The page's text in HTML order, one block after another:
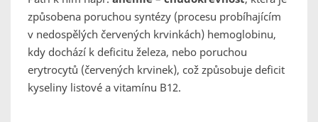
způsobena poruchou syntézy (procesu probíhajícím
v nedospělých červených krvinkách) hemoglobinu,
kdy dochází k deficitu železa, nebo poruchou
erytrocytů (červených krvinek), což způsobuje deficit
kyseliny listové a vitamínu B12.